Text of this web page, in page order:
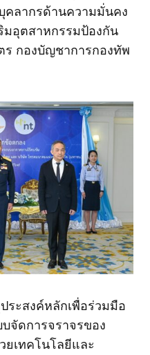
คลากรด้านความมั่นคง
มอุตสาหกรรมป้องกัน
ร กองบัญชาการกองทัพ
ระสงค์หลักเพื่อร่วมมือ
จัดการจราจรของ
ยเทคโนโลยีและ